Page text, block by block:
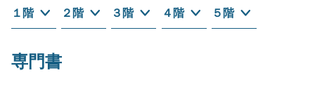
１階 ２階 ３階 ４階 ５階
専門書